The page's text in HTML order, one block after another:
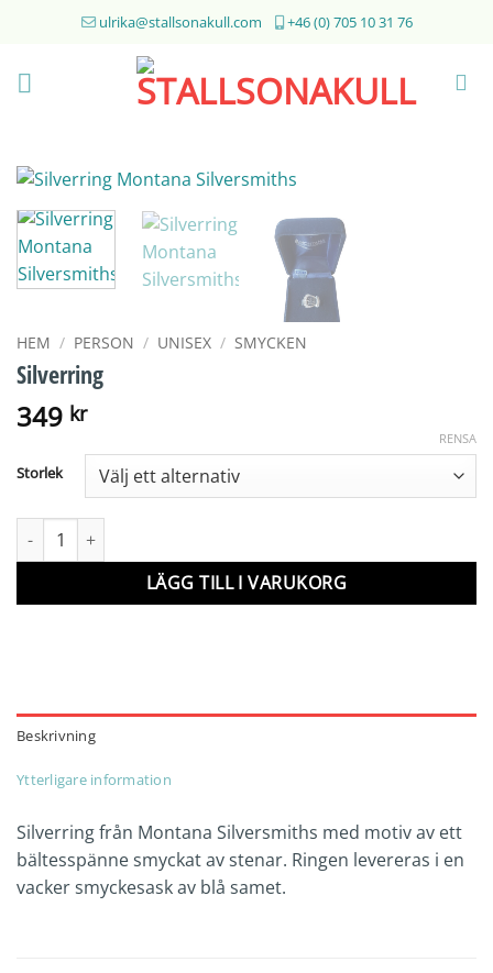
ulrika@stallsonakull.com +46 (0) 705 10 31 76
HEM / PERSON / UNISEX / SMYCKEN
Silverring
349 kr
Storlek
RENSA
Silverring mängd
LÄGG TILL I VARUKORG
Beskrivning
Ytterligare information
Silverring från Montana Silversmiths med motiv av ett
bältesspänne smyckat av stenar. Ringen levereras i en
vacker smyckesask av blå samet.